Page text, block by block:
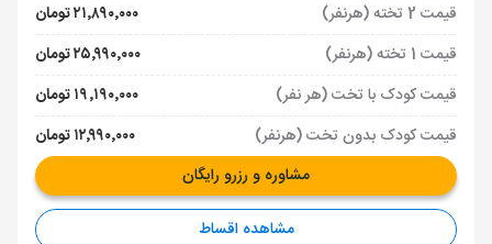
قیمت 2 تخته (هرنفر)
۲۱٬۸۹۰٬۰۰۰ تومان
قیمت 1 تخته (هرنفر)
۲۵٬۹۹۰٬۰۰۰ تومان
قیمت کودک با تخت (هر نفر)
۱۹٬۱۹۰٬۰۰۰ تومان
قیمت کودک بدون تخت (هرنفر)
۱۲٬۹۹۰٬۰۰۰ تومان
مشاوره و رزرو رایگان
مشاهده اقساط